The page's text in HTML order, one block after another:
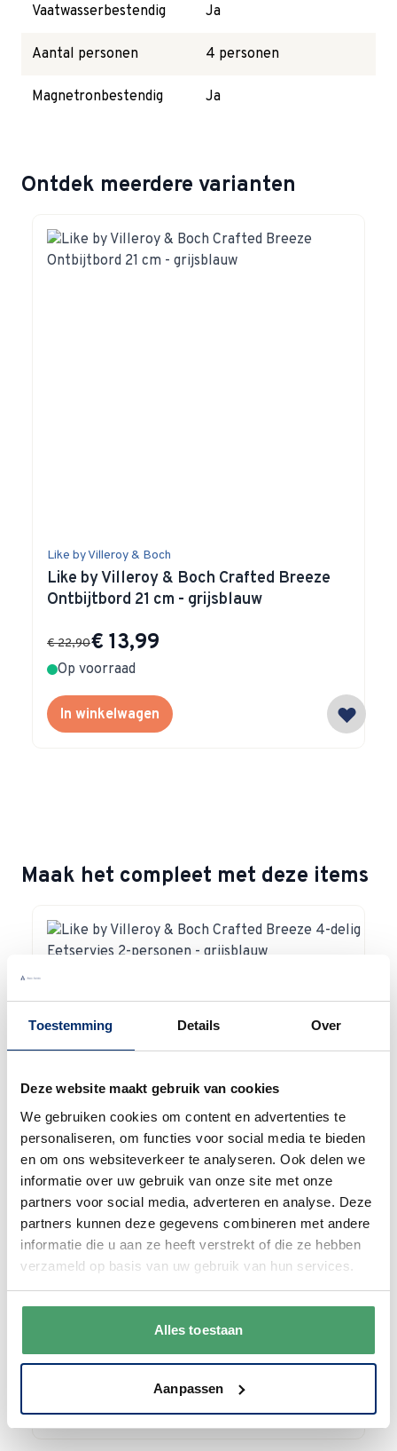
Toestemming Details Over
Deze website maakt gebruik van cookies
We gebruiken cookies om content en advertenties te
personaliseren, om functies voor social media te bieden
en om ons websiteverkeer te analyseren. Ook delen we
informatie over uw gebruik van onze site met onze
partners voor social media, adverteren en analyse. Deze
partners kunnen deze gegevens combineren met andere
informatie die u aan ze heeft verstrekt of die ze hebben
verzameld op basis van uw gebruik van hun services.
Alles toestaan
Aanpassen
Vaatwasserbestendig Ja
Aantal personen 4 personen
Magnetronbestendig Ja
Ontdek meerdere varianten
Like by Villeroy & Boch
Like by Villeroy & Boch Crafted Breeze
Ontbijtbord 21 cm - grijsblauw
Special Price
€ 13,99
€ 22,90
Op voorraad
In winkelwagen
Maak het compleet met deze items
Like by Villeroy & Boch
Like by Villeroy & Boch Crafted Breeze 4-
delig Eetservies 2-personen - grijsblauw
Special Price
€ 68,95
Op voorraad